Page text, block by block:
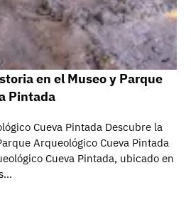
en el Museo y Parque
Pintada
Cueva Pintada Descubre la
Arqueológico Cueva Pintada
Cueva Pintada, ubicado en